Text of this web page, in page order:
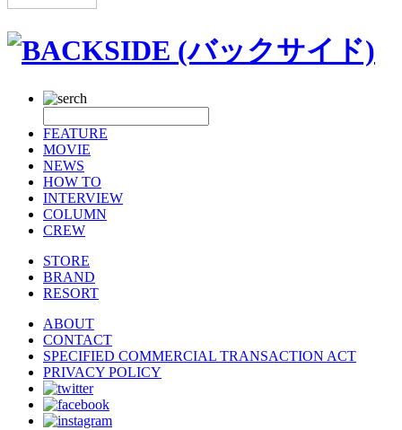
FEATURE
MOVIE
NEWS
HOW TO
INTERVIEW
COLUMN
CREW
STORE
BRAND
RESORT
ABOUT
CONTACT
SPECIFIED COMMERCIAL TRANSACTION ACT
PRIVACY POLICY